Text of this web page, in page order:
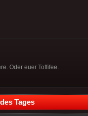
Oder euer Toffifee.
Tages